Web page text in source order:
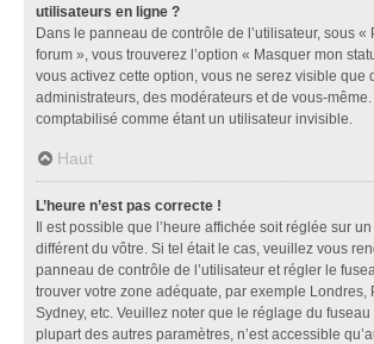
utilisateurs en ligne ?
Dans le panneau de contrôle de l’utilisateur, sous «
forum », vous trouverez l’option « Masquer mon
vous activez cette option, vous ne serez visible que
administrateurs, des modérateurs et de vous-
comptabilisé comme étant un utilisateur invisible.
Haut
L’heure n’est pas correcte !
Il est possible que l’heure affichée soit réglée sur
différent du vôtre. Si tel était le cas, veuillez vous
panneau de contrôle de l’utilisateur et régler le
trouver votre zone adéquate, par exemple Londres,
Sydney, etc. Veuillez noter que le réglage du
plupart des autres paramètres, n’est accessible